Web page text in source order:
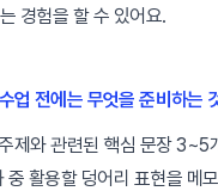
경험을 할 수 있어요.
업 전에는 무엇을 준비하는
제와 관련된 핵심 문장 3~5
중 활용할 덩어리 표현을 메